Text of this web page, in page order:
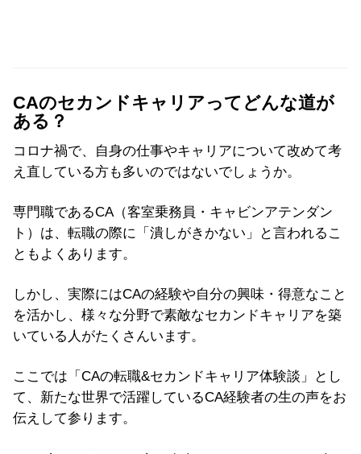
CAのセカンドキャリアってどんな道が
ある？
コロナ禍で、自身の仕事やキャリアについて改めて考
え直している方も多いのではないでしょうか。
専門職であるCA（客室乗務員・キャビンアテンダン
ト）は、転職の際に「潰しがきかない」と言われるこ
ともよくあります。
しかし、実際にはCAの経験や自分の興味・得意なこと
を活かし、様々な分野で素敵なセカンドキャリアを築
いている人がたくさんいます。
ここでは「CAの転職&セカンドキャリア体験談」とし
て、新たな世界で活躍しているCA経験者の生の声をお
伝えして参ります。